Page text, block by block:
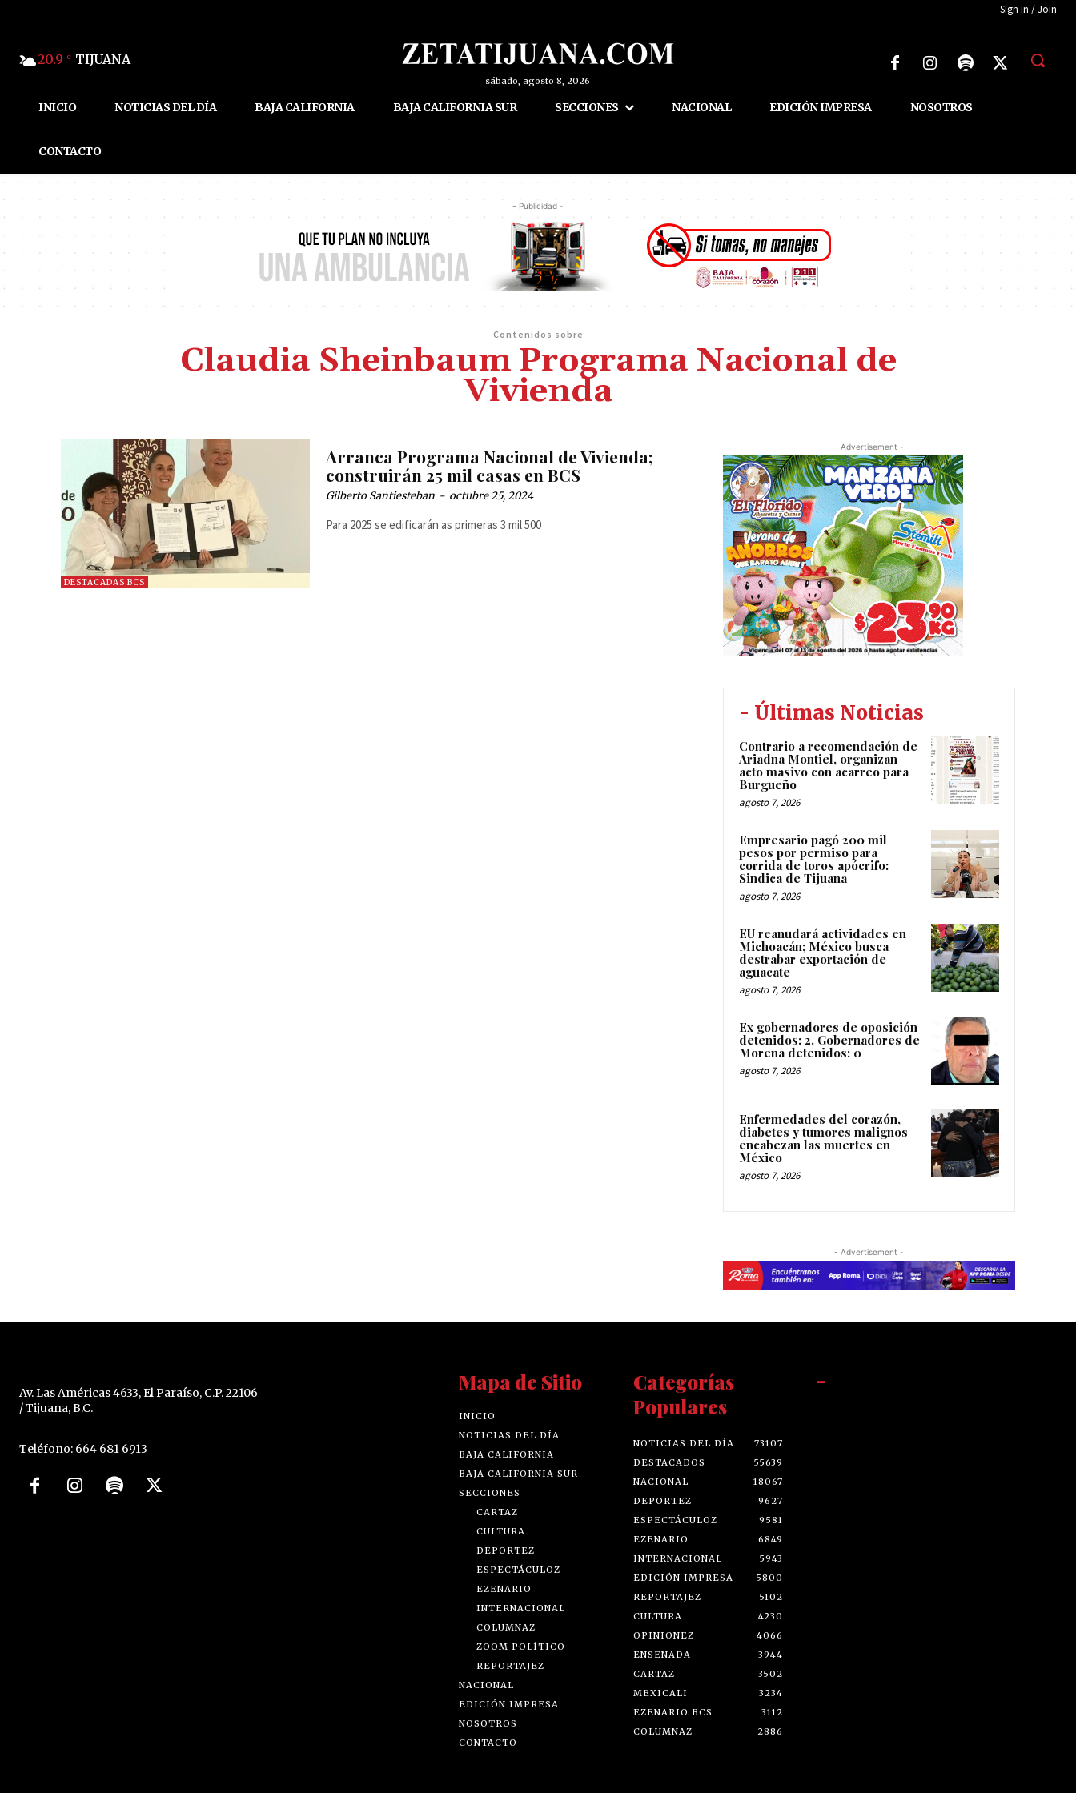
Sign in / Join
20.9 C TIJUANA
sábado, agosto 8, 2026
INICIO NOTICIAS DEL DÍA BAJA CALIFORNIA BAJA CALIFORNIA SUR SECCIONES NACIONAL EDICIÓN IMPRESA NOSOTROS
CONTACTO
- Publicidad -
Contenidos sobre
Claudia Sheinbaum Programa Nacional de
Vivienda
DESTACADAS BCS
Arranca Programa Nacional de Vivienda;
construirán 25 mil casas en BCS
Gilberto Santiesteban - octubre 25, 2024
Para 2025 se edificarán as primeras 3 mil 500
- Advertisement -
- Últimas Noticias
Contrario a recomendación de
Ariadna Montiel, organizan
acto masivo con acarreo para
Burgueño
agosto 7, 2026
Empresario pagó 200 mil
pesos por permiso para
corrida de toros apócrifo:
Sindica de Tijuana
agosto 7, 2026
EU reanudará actividades en
Michoacán; México busca
destrabar exportación de
aguacate
agosto 7, 2026
Ex gobernadores de oposición
detenidos: 2. Gobernadores de
Morena detenidos: 0
agosto 7, 2026
Enfermedades del corazón,
diabetes y tumores malignos
encabezan las muertes en
México
agosto 7, 2026
- Advertisement -
Av. Las Américas 4633, El Paraíso, C.P. 22106
/ Tijuana, B.C.
Teléfono: 664 681 6913
Mapa de Sitio
INICIO
NOTICIAS DEL DÍA
BAJA CALIFORNIA
BAJA CALIFORNIA SUR
SECCIONES
CARTAZ
CULTURA
DEPORTEZ
ESPECTÁCULOZ
EZENARIO
INTERNACIONAL
COLUMNAZ
ZOOM POLÍTICO
REPORTAJEZ
NACIONAL
EDICIÓN IMPRESA
NOSOTROS
CONTACTO
Categorías
Populares
NOTICIAS DEL DÍA
73107
DESTACADOS
55639
NACIONAL
18067
DEPORTEZ
9627
ESPECTÁCULOZ
9581
EZENARIO
6849
INTERNACIONAL
5943
EDICIÓN IMPRESA
5800
REPORTAJEZ
5102
CULTURA
4230
OPINIONEZ
4066
ENSENADA
3944
CARTAZ
3502
MEXICALI
3234
EZENARIO BCS
3112
COLUMNAZ
2886
-